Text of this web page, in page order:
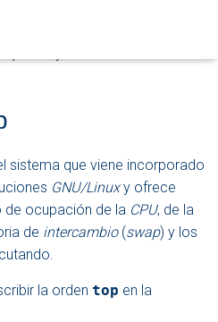
N
C
N
sistema que viene incorporado
GNU/Linuxy ofrece
de ocupación de la CPU, de la
de intercambio(swap) y los
la orden top en la